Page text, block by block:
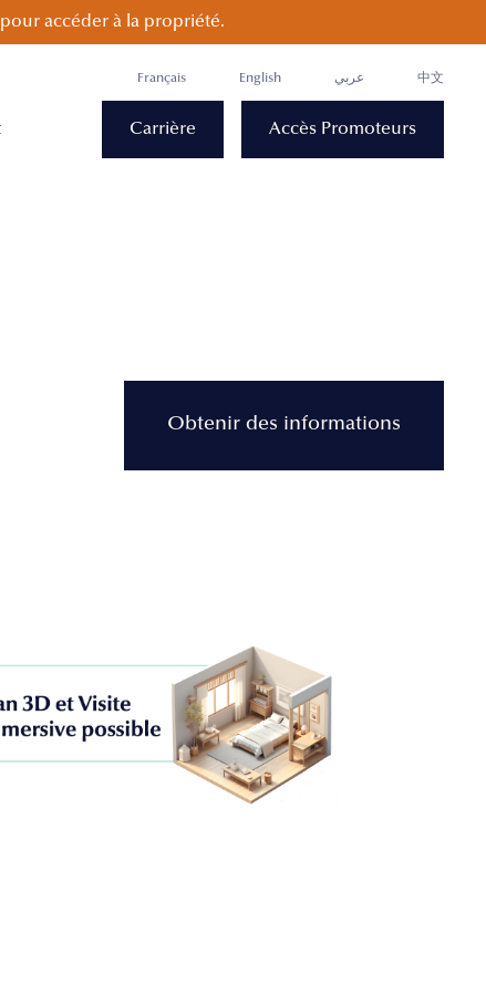
accéder à la propriété.
Français English عربي 中文
Carrière Accès Promoteurs
Obtenir des informations